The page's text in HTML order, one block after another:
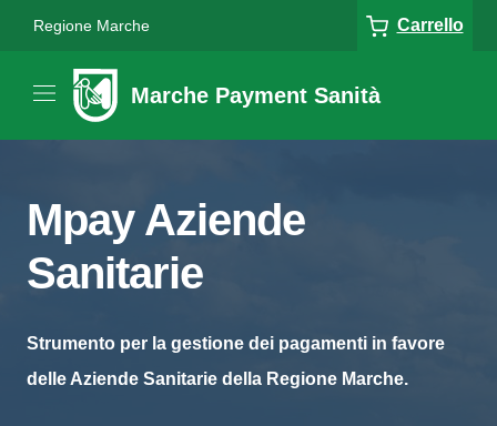
Regione Marche Carrello
Marche Payment Sanità
Mpay Aziende
Sanitarie
Strumento per la gestione dei pagamenti in favore
delle Aziende Sanitarie della Regione Marche.